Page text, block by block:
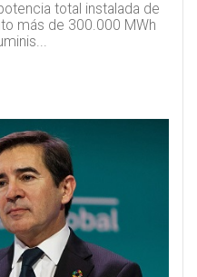
total instalada de
más de 300.000 MWh